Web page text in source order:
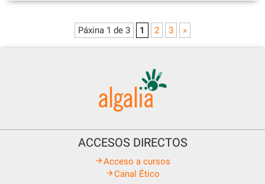
Páxina 1 de 3 1 2 3 »
ACCESOS DIRECTOS
Acceso a cursos
Canal Ético